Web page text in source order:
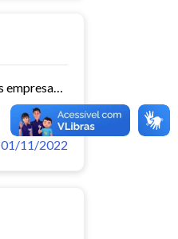
Este conjunto de dados contém informações da frota de ônibus (Placa, Chassi, Ano de fabricação, ...) das empresas de Transporte Público Municipal. Mês de referência: 06/2014.
Ver mais
01/11/2022